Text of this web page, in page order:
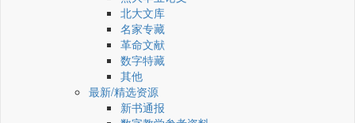
北大文库
名家专藏
革命文献
数字特藏
其他
最新/精选资源
新书通报